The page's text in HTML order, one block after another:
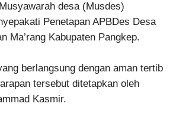
desa (Musdes)
Penetapan APBDes Desa
Ma’rang Kabupaten Pangkep.
berlangsung dengan aman tertib
tersebut ditetapkan oleh
Kasmir.